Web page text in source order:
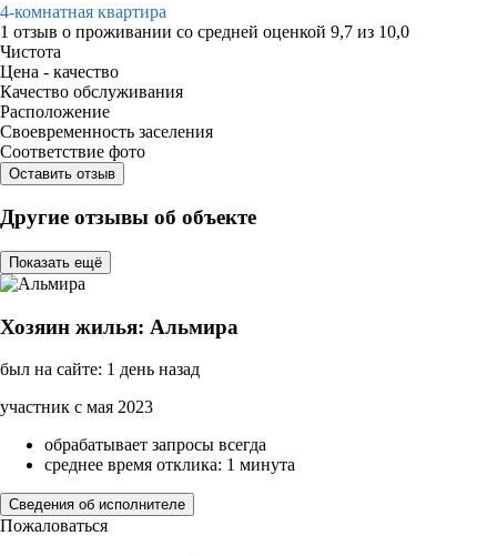
4-комнатная квартира
1 отзыв о проживании со средней оценкой 9,7 из 10,0
Чистота
Цена - качество
Качество обслуживания
Расположение
Своевременность заселения
Соответствие фото
Оставить отзыв
Другие отзывы об объекте
Показать ещё
Хозяин жилья: Альмира
был на сайте: 1 день назад
участник с мая 2023
обрабатывает запросы всегда
среднее время отклика: 1 минута
Сведения об исполнителе
Пожаловаться